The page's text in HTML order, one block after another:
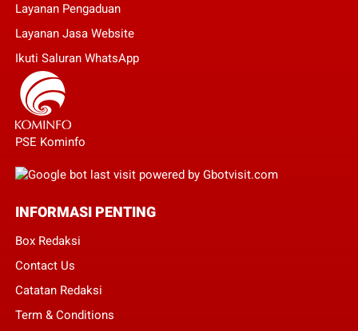
Layanan Pengaduan
Layanan Jasa Website
Ikuti Saluran WhatsApp
PSE Kominfo
INFORMASI PENTING
Box Redaksi
Contact Us
Catatan Redaksi
Term & Conditions